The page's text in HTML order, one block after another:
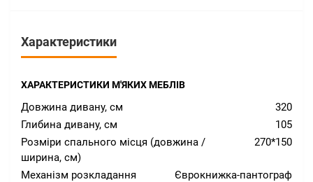
Характеристики
ХАРАКТЕРИСТИКИ М'ЯКИХ МЕБЛІВ
Довжина дивану, см
320
Глибина дивану, см
105
Розміри спального місця (довжина /
ширина, см)
270*150
Механізм розкладання
Єврокнижка-пантограф